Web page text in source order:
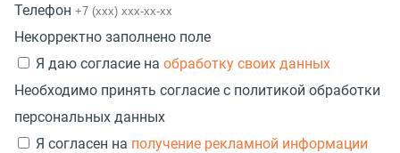
Телефон
Некорректно заполнено поле
Я даю согласие на обработку своих данных
Необходимо принять согласие с политикой обработки
персональных данных
Я согласен на получение рекламной информации